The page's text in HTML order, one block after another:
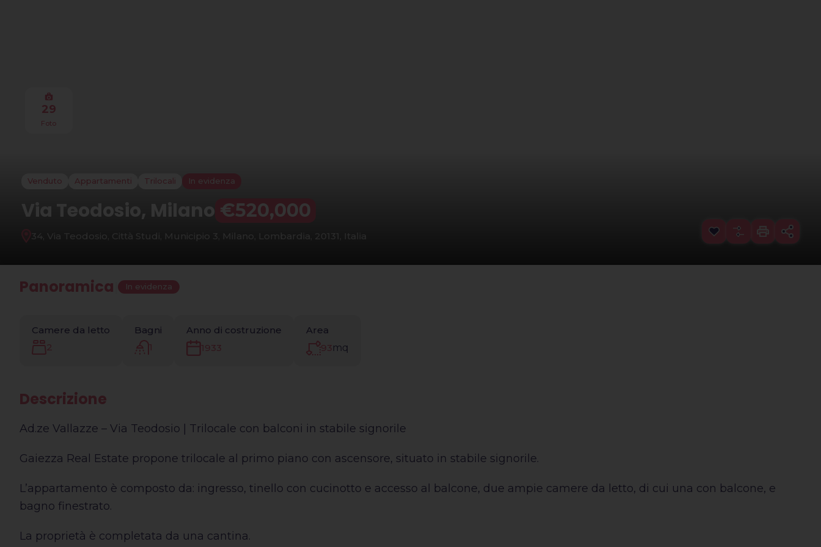
Venduto Appartamenti Trilocali In evidenza
Via Teodosio, Milano €520,000
34, Via Teodosio, Città Studi, Municipio 3, Milano, Lombardia, 20131, Italia
29
Foto
Panoramica In evidenza
Camere da letto
2
Bagni
1
Anno di costruzione
1933
Area
93mq
Descrizione
Ad.ze Vallazze – Via Teodosio | Trilocale con balconi in stabile signorile
Gaiezza Real Estate propone trilocale al primo piano con ascensore, situato in stabile signorile.
L’appartamento è composto da: ingresso, tinello con cucinotto e accesso al balcone, due ampie camere da letto, di cui una con balcone, e
bagno finestrato.
La proprietà è completata da una cantina.